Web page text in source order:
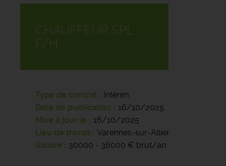
CHAUFFEUR SPL
F/H
Type de contrat
Intérim
Date de publication
16/10/2025
Mise à jour le
16/10/2025
Lieu de travail
Varennes-sur-Allier
Salaire
30000 - 36000 € brut/an